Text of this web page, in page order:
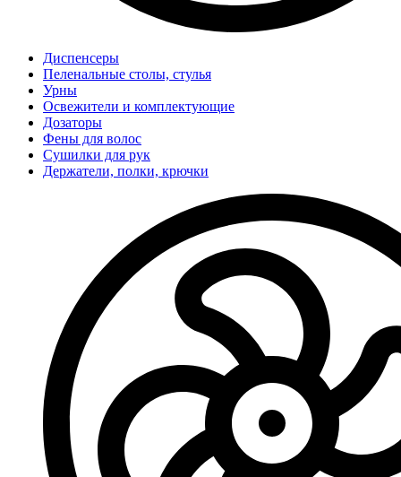
Диспенсеры
Пеленальные столы, стулья
Урны
Освежители и комплектующие
Дозаторы
Фены для волос
Сушилки для рук
Держатели, полки, крючки